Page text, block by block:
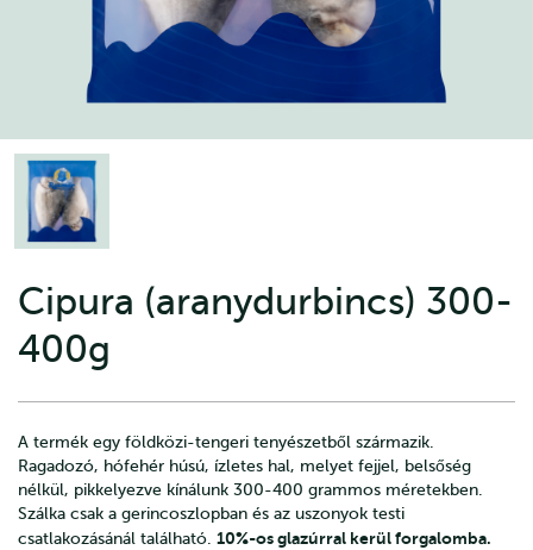
Cipura (aranydurbincs) 300-
400g
A termék egy földközi-tengeri tenyészetből származik.
Ragadozó, hófehér húsú, ízletes hal, melyet fejjel, belsőség
nélkül, pikkelyezve kínálunk 300-400 grammos méretekben.
Szálka csak a gerincoszlopban és az uszonyok testi
csatlakozásánál található. 10%-os glazúrral kerül forgalomba.